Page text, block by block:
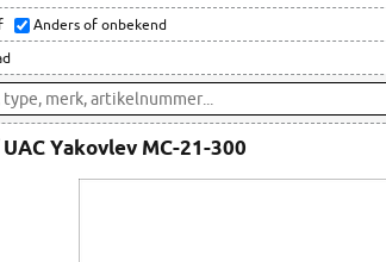
Anders of onbekend
Yakovlev MC-21-300